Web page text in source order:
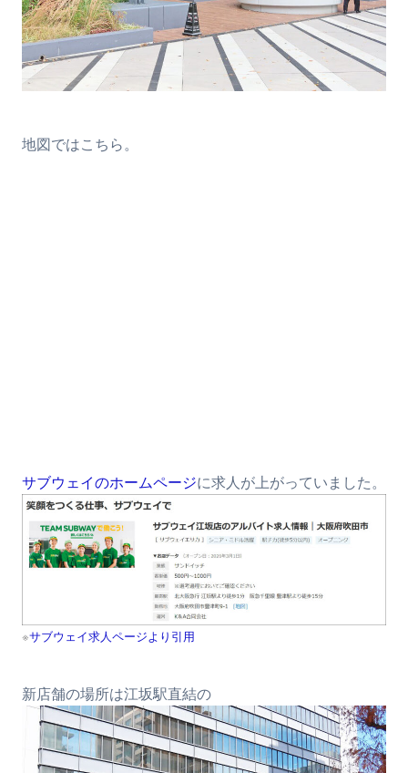
地図ではこちら。
サブウェイのホームページに求人が上がっていました。
※サブウェイ求人ページより引用
新店舗の場所は江坂駅直結の